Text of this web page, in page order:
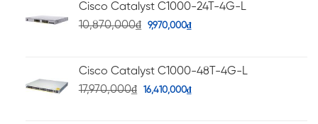
Cisco Catalyst C1000-24T-4G-L
10,870,000₫ 9,970,000₫
Cisco Catalyst C1000-48T-4G-L
17,970,000₫ 16,410,000₫